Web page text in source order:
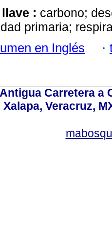
: carbono;
primaria;
en Inglés ·
Carretera a
Xalapa, Veracruz,